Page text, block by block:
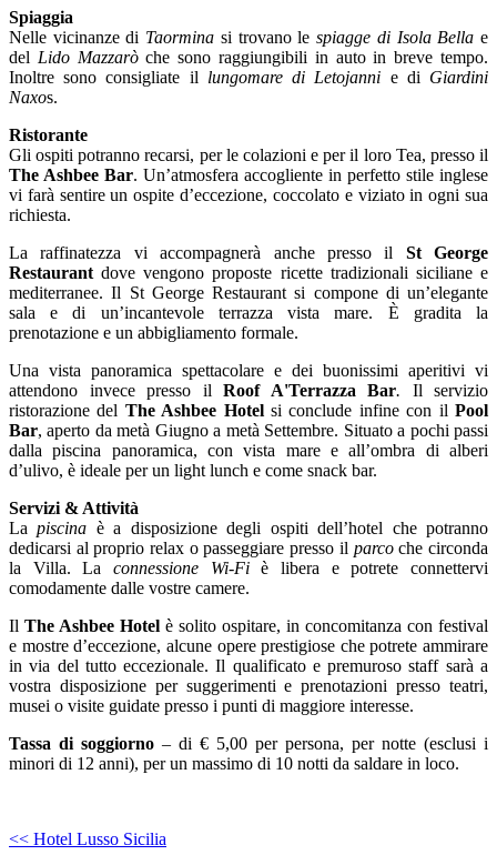
Spiaggia
Nelle vicinanze di Taormina si trovano lespiagge di Isola Bella e
del Lido Mazzaròche sono raggiungibili in auto in breve tempo.
Inoltre sono consigliate il lungomare di Letojanni e di Giardini
Naxos.
Ristorante
Gli ospiti potranno recarsi, per le colazioni e per il loro Tea, presso il
The Ashbee Bar. Un’atmosfera accogliente in perfetto stile inglese
vi farà sentire un ospite d’eccezione, coccolato e viziato in ogni sua
richiesta.
La raffinatezza vi accompagnerà anche presso il St George
Restaurant dove vengono proposte ricette tradizionali siciliane e
mediterranee. Il St George Restaurant si compone di un’elegante
sala e di un’incantevole terrazza vista mare. È gradita la
prenotazione e un abbigliamento formale.
Una vista panoramica spettacolare e dei buonissimi aperitivi vi
attendono invece presso il Roof A'Terrazza Bar. Il servizio
ristorazione del The Ashbee Hotelsi conclude infine con ilPool
Bar, aperto da metà Giugno a metà Settembre. Situato a pochi passi
dalla piscina panoramica, con vista mare e all’ombra di alberi
d’ulivo, è ideale per un light lunch e come snack bar.
Servizi & Attività
La piscina è a disposizione degli ospiti dell’hotel che potranno
dedicarsi al proprio relax o passeggiare presso il parcoche circonda
la Villa. La connessione Wi-Fiè libera e potrete connettervi
comodamente dalle vostre camere.
Il The Ashbee Hotel è solito ospitare, in concomitanza con festival
e mostre d’eccezione, alcune opere prestigiose che potrete ammirare
in via del tutto eccezionale. Il qualificato e premuroso staff sarà a
vostra disposizione per suggerimenti e prenotazioni presso teatri,
musei o visite guidate presso i punti di maggiore interesse.
Tassa di soggiorno – di € 5,00 per persona, per notte (esclusi i
minori di 12 anni), per un massimo di 10 notti da saldare in loco.
<< Hotel Lusso Sicilia